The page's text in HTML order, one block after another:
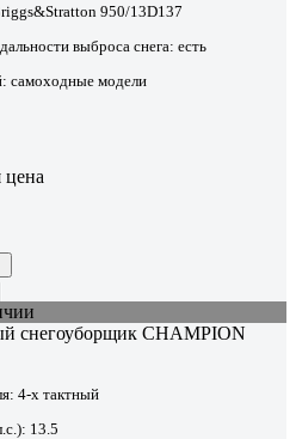
950/13D137
выброса снега: есть
самоходные модели
цена
снегоуборщик CHAMPION
4-х тактный
13.5